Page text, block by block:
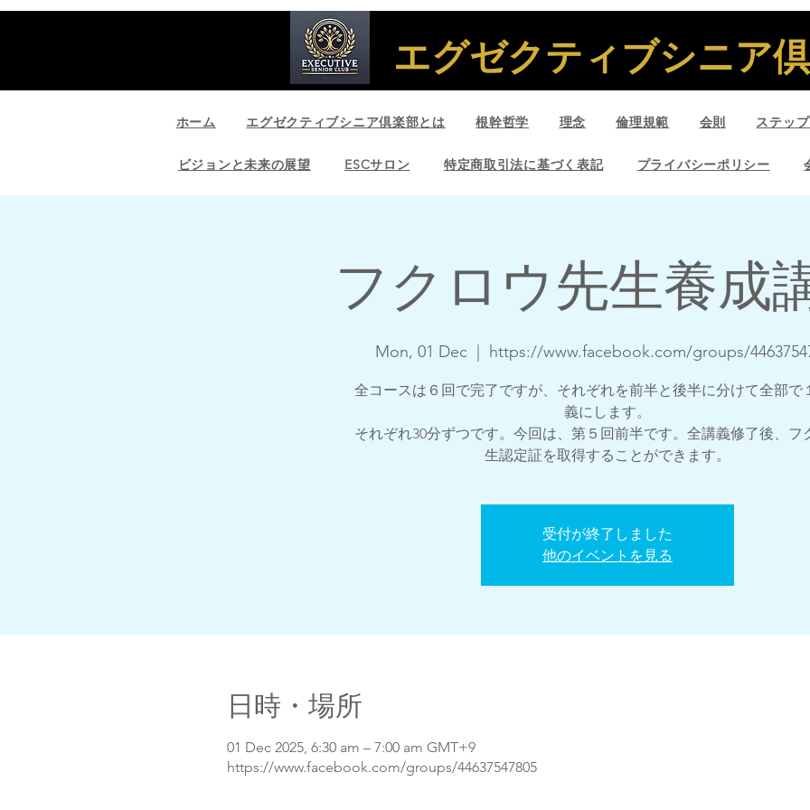
エグゼクティブシニア
ホーム エグゼクティブシニア倶楽部とは 根幹哲学 理念 倫理規範 会則 ステッ
ビジョンと未来の展望 ESCサロン 特定商取引法に基づく表記 プライバシーポリシー
フクロウ先生養成
Mon, 01 Dec https://www.facebook.com/groups/
全コースは６回で完了ですが、それぞれを前半と後半に分けて全部で
義にします。
それぞれ30分ずつです。今回は、第５回前半です。全講義修了後、フ
受付が終了しました
他のイベントを見る
日時・場所
01 Dec 2025, 6:30 am – 7:00 am GMT+9
https://www.facebook.com/groups/44637547805